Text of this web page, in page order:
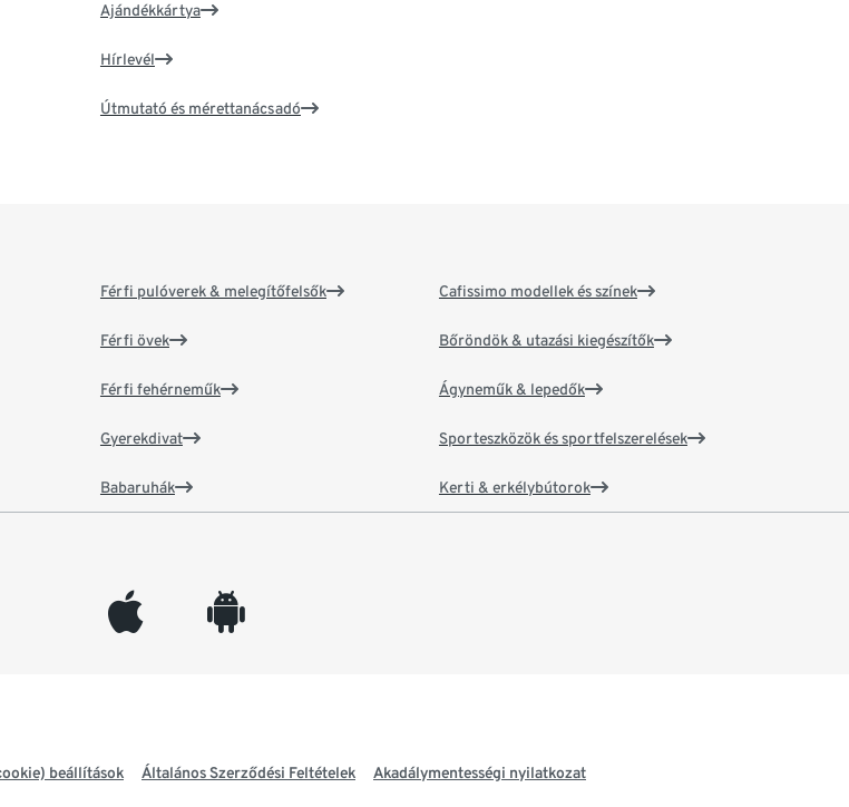
Ajándékkártya
Hírlevél
Útmutató és mérettanácsadó
Férfi pulóverek & melegítőfelsők
Férfi övek
Férfi fehérneműk
Gyerekdivat
Babaruhák
Cafissimo modellek és színek
Bőröndök & utazási kiegészítők
Ágyneműk & lepedők
Sporteszközök és sportfelszerelések
Kerti & erkélybútorok
appleinc android
beállítások Általános Szerződési Feltételek Akadálymentességi nyilatkozat